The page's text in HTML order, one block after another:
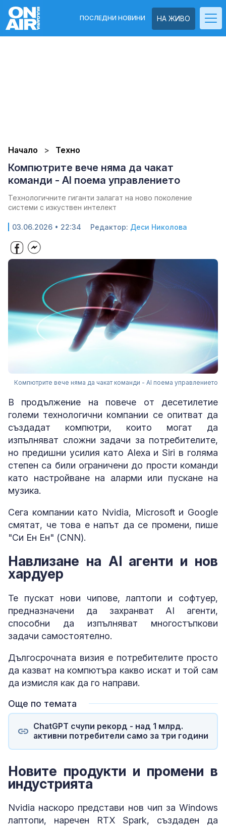
НА ЖИВО
ПОСЛЕДНИ НОВИНИ
Начало Техно
Компютрите вече няма да чакат
команди - AI поема управлението
Технологичните гиганти залагат на ново поколение
системи с изкуствен интелект
03.06.2026 • 22:34 Редактор: Деси Николова
Компютрите вече няма да чакат команди - AI поема управлението
В продължение на повече от десетилетие
големи технологични компании се опитват да
създадат компютри, които могат да
изпълняват сложни задачи за потребителите,
но предишни усилия като Alexa и Siri в голяма
степен са били ограничени до прости команди
като настройване на аларми или пускане на
музика.
Сега компании като Nvidia, Microsoft и Google
смятат, че това е напът да се промени, пише
"Си Ен Ен" (CNN).
Навлизане на AI агенти и нов
хардуер
Те пускат нови чипове, лаптопи и софтуер,
предназначени да захранват AI агенти,
способни да изпълняват многостъпкови
задачи самостоятелно.
Дългосрочната визия е потребителите просто
да казват на компютъра какво искат и той сам
да измисля как да го направи.
Още по темата
ChatGPT счупи рекорд - над 1 млрд.
активни потребители само за три години
Новите продукти и промени в
индустрията
Nvidia наскоро представи нов чип за Windows
лаптопи, наречен RTX Spark, създаден да